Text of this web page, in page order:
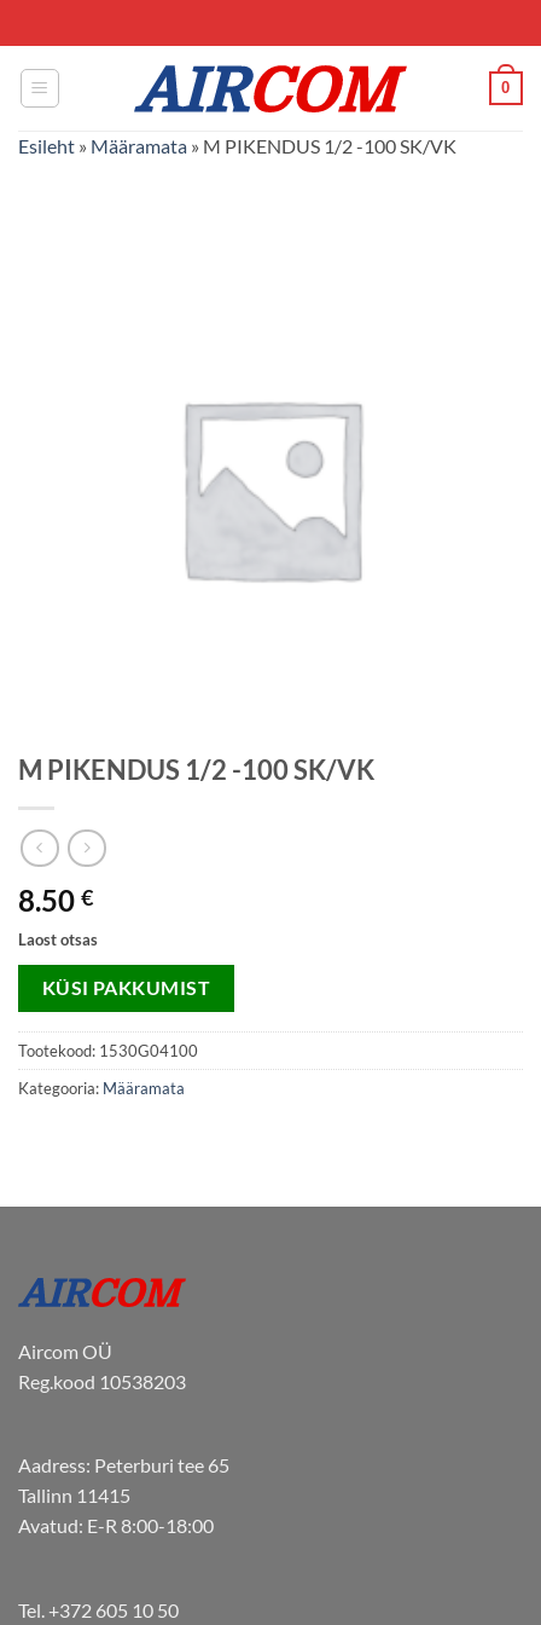
to
content
0
Esileht » Määramata » M PIKENDUS 1/2 -100 SK/VK
M PIKENDUS 1/2 -100 SK/VK
8.50 €
Laost otsas
KÜSI PAKKUMIST
Tootekood: 1530G04100
Kategooria: Määramata
Aircom OÜ
Reg.kood 10538203
Aadress: Peterburi tee 65
Tallinn 11415
Avatud: E-R 8:00-18:00
Tel. +372 605 10 50